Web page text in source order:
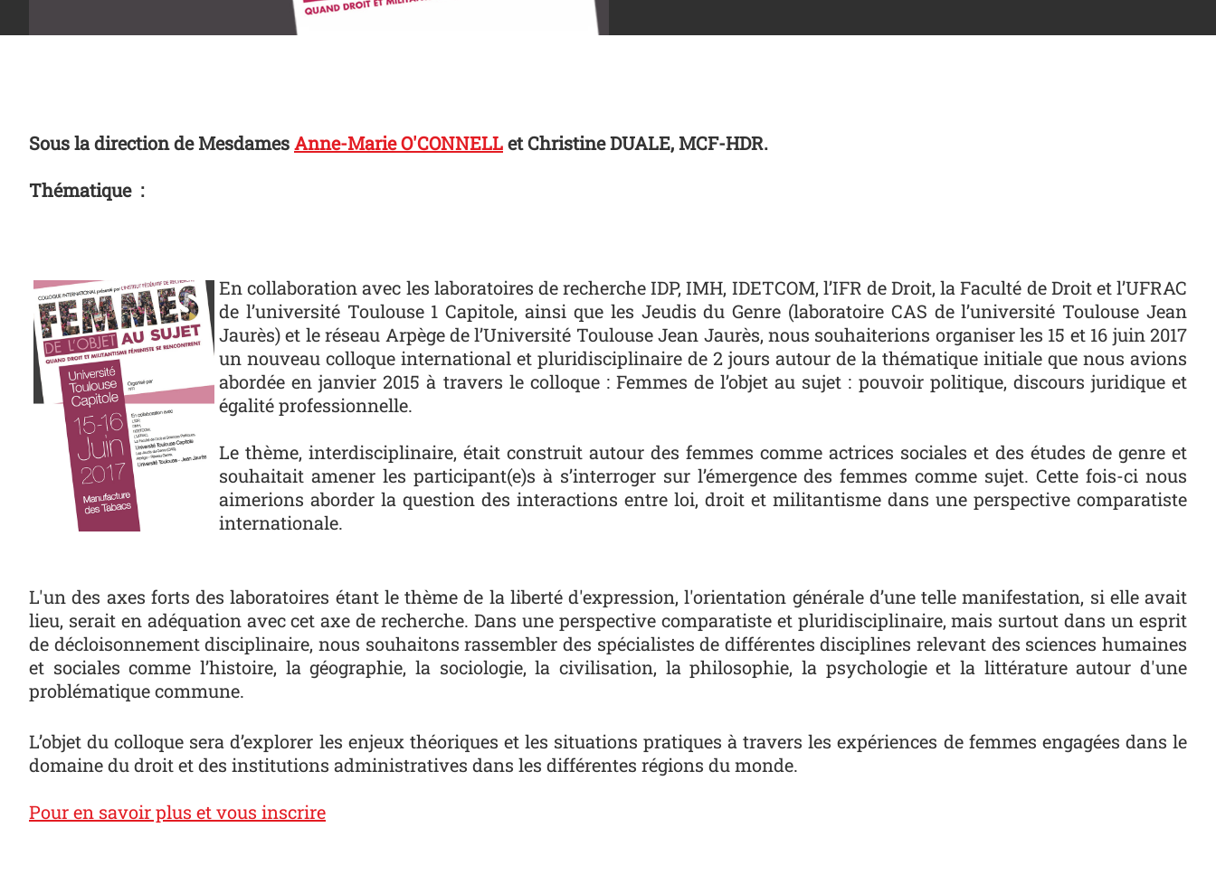
Sous la direction de MesdamesAnne-Marie O'CONNELLetChristine DUALE, MCF-HDR.
Thématique :
Photo
En collaboration avec les laboratoires de recherche IDP, IMH, IDETCOM, l’IFR de Droit, la Faculté de Droit et l’UFRAC
de l’université Toulouse 1 Capitole, ainsi que les Jeudis du Genre (laboratoire CAS de l’université Toulouse Jean
Jaurès) et le réseau Arpège de l’Université Toulouse Jean Jaurès, nous souhaiterions organiser les 15 et 16 juin 2017
un nouveau colloque international et pluridisciplinaire de 2 jours autour de la thématique initiale que nous avions
abordée en janvier 2015 à travers le colloque : Femmes de l’objet au sujet : pouvoir politique, discours juridique et
égalité professionnelle.
Le thème, interdisciplinaire, était construit autour des femmes comme actrices sociales et des études de genre et
souhaitait amener les participant(e)s à s’interroger sur l’émergence des femmes comme sujet. Cette fois-ci nous
aimerions aborder la question des interactions entre loi, droit et militantisme dans une perspective comparatiste
internationale.
L'un des axes forts des laboratoires étant le thème de la liberté d'expression, l'orientation générale d’une telle manifestation, si elle avait
lieu, serait en adéquation avec cet axe de recherche.Dans une perspective comparatiste et pluridisciplinaire, mais surtout dans un esprit
de décloisonnement disciplinaire, nous souhaitons rassembler des spécialistes de différentes disciplines relevant des sciences humaines
et sociales comme l’histoire, la géographie, la sociologie, la civilisation, la philosophie, la psychologie et la littérature autour d'une
problématique commune.
L’objet du colloque sera d’explorer les enjeux théoriques et les situations pratiques à travers les expériences de femmes engagées dans le
domaine du droit et des institutions administratives dans les différentes régions du monde.
Pour en savoir plus et vous inscrire